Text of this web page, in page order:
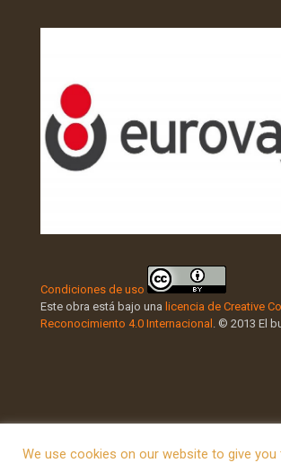
Condiciones de uso
Este obra está bajo una licencia de Creative
Reconocimiento 4.0 Internacional
. © 2013 El
We use cookies on our website to give